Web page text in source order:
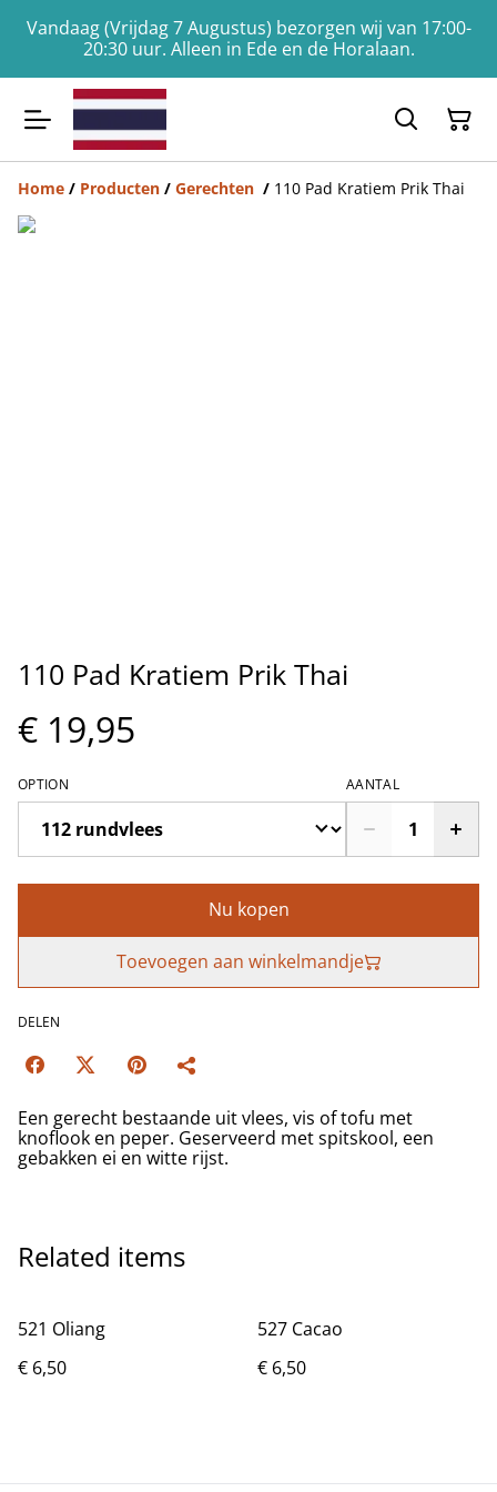
Vandaag (Vrijdag 7 Augustus) bezorgen wij van 17:00-
20:30 uur. Alleen in Ede en de Horalaan.
Home / Producten / Gerechten / 110 Pad Kratiem Prik Thai
110 Pad Kratiem Prik Thai
€ 19,95
OPTION AANTAL
Nu kopen
Toevoegen aan winkelmandje
DELEN
Een gerecht bestaande uit vlees, vis of tofu met
knoflook en peper. Geserveerd met spitskool, een
gebakken ei en witte rijst.
Related items
521 Oliang
€ 6,50
527 Cacao
€ 6,50